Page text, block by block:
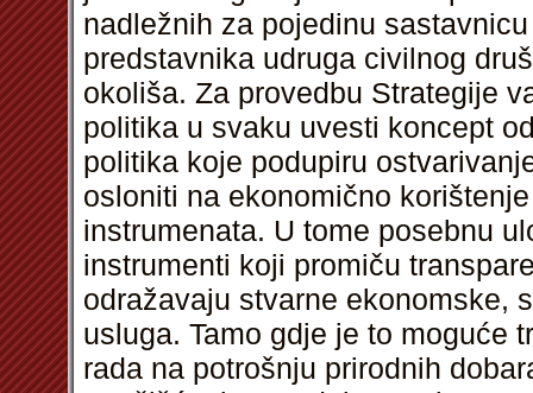
nadležnih za pojedinu
predstavnika udruga civilnog
okoliša. Za provedbu Strategije
politika u svaku uvesti koncept
politika koje podupiru
osloniti na ekonomično
instrumenata. U tome posebnu
instrumenti koji promiču
odražavaju stvarne ekonomske,
usluga. Tamo gdje je to moguće
rada na potrošnju prirodnih